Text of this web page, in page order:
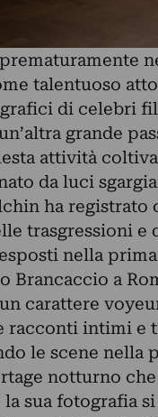
talentuoso
di celebri
grande
attività
da luci
ha registrato
trasgressioni
nella
Brancaccio a
carattere
racconti intimi e
le scene nella
notturno
sua fotografia